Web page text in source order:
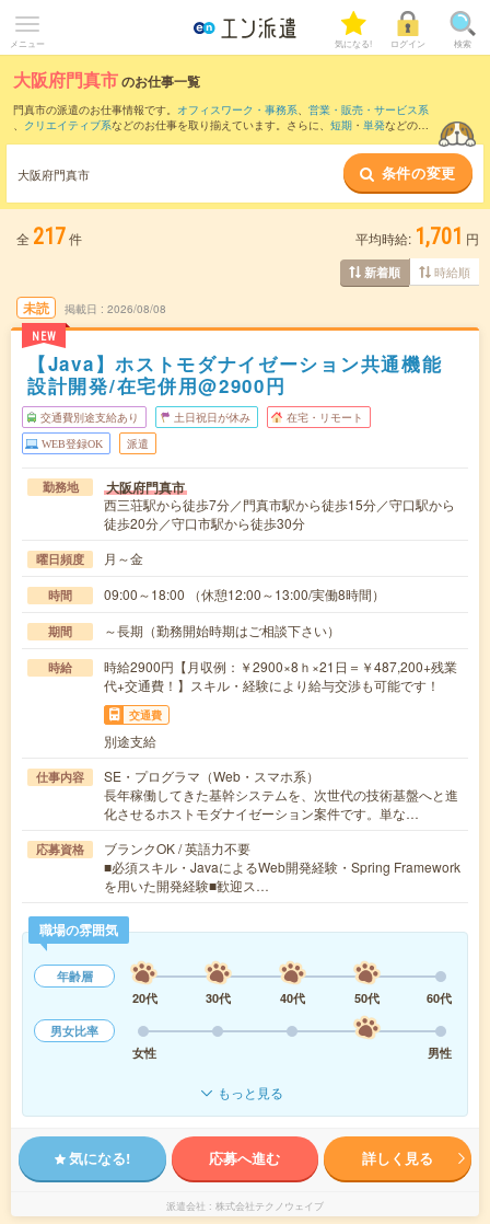
メニュー 気になる! ログイン 検索
大阪府門真市のお仕事一覧
門真市の派遣のお仕事情報です。 オフィスワーク・事務系、 営業・販売・サービス系
、 クリエイティブ系などのお仕事を取り揃えています。さらに、 短期 ・ 単発などの期
また、守口市・
など隣接エリアのお仕事もご確認
いただけます。
大阪府門真市 条件の変更
全 217件 平均時給: 1,701 円
新着順 時給順
未読
NEW
掲載日 2026/08/08
【Java】ホストモダナイゼーション共通機能
設計開発/在宅併用@2900円
交通費別途支給あり 土日祝日が休み 在宅・リモート
WEB登録OK 派遣
勤務地 大阪府門真市
西三荘駅から徒歩7分／門真市駅から徒歩15分／守口駅から
徒歩20分／守口市駅から徒歩30分
曜日頻度 月～金
時間 09:00～18:00 （休憩12:00～13:00/実働8時間）
期間 ～長期（勤務開始時期はご相談下さい）
時給
時給2900円【月収例：￥2900×8ｈ×21日＝￥487,200+残業
代+交通費！】スキル・経験により給与交渉も可能です！
交通費
別途支給
仕事内容
SE・プログラマ（Web・スマホ系）
長年稼働してきた基幹システムを、次世代の技術基盤へと進
化させるホストモダナイゼーション案件です。単な…
応募資格
ブランクOK / 英語力不要
■必須スキル・JavaによるWeb開発経験・Spring Framework
を用いた開発経験■歓迎ス…
職場の雰囲気
年齢層
20代
30代 40代 50代
60代
男女比率
女性
男性
もっと見る
気になる! 応募へ進む 詳しく見る
派遣会社 株式会社テクノウェイブ